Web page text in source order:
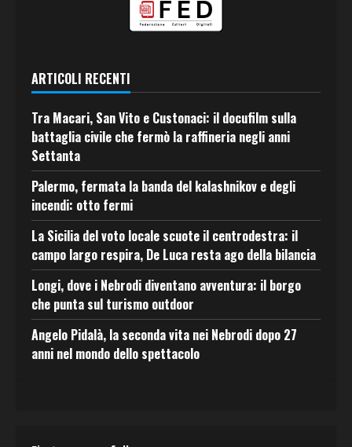
ARTICOLI RECENTI
Tra Macari, San Vito e Custonaci: il docufilm sulla
battaglia civile che fermò la raffineria negli anni
Settanta
Palermo, fermata la banda del kalashnikov e degli
incendi: otto fermi
La Sicilia del voto locale scuote il centrodestra: il
campo largo respira, De Luca resta ago della bilancia
Longi, dove i Nebrodi diventano avventura: il borgo
che punta sul turismo outdoor
Angelo Pidalà, la seconda vita nei Nebrodi dopo 27
anni nel mondo dello spettacolo